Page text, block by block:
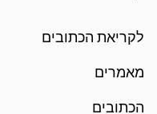
לקריאת הכתובים
מאמרים
הכתובים